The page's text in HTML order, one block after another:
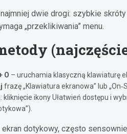
dwie drogi: szybkie
„przeklikiwania” menu.
O – uruchamia klasyczną klawiaturę
frazę „Klawiatura ekranowa” lub
: kliknięcie ikony Ułatwień dostępu i
dotykowy, często